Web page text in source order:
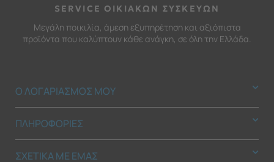
SERVICE ΟΙΚΙΑΚΩΝ ΣΥΣΚΕΥΩΝ
Μεγάλη ποικιλία, άμεση εξυπηρέτηση και αξιόπιστα
προϊόντα που καλύπτουν κάθε ανάγκη, σε όλη την Ελλάδα.
Ο ΛΟΓΑΡΙΑΣΜΟΣ ΜΟΥ
ΠΛΗΡΟΦΟΡΙΕΣ
ΣΧΕΤΙΚΑ ΜΕ ΕΜΑΣ